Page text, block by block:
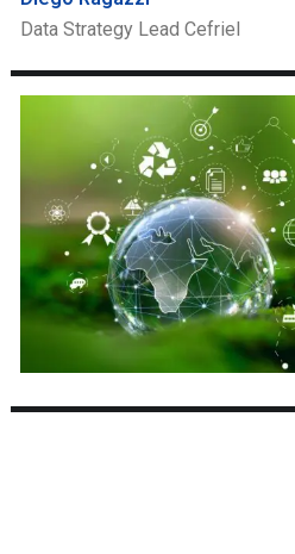
Data Strategy Lead Cefriel